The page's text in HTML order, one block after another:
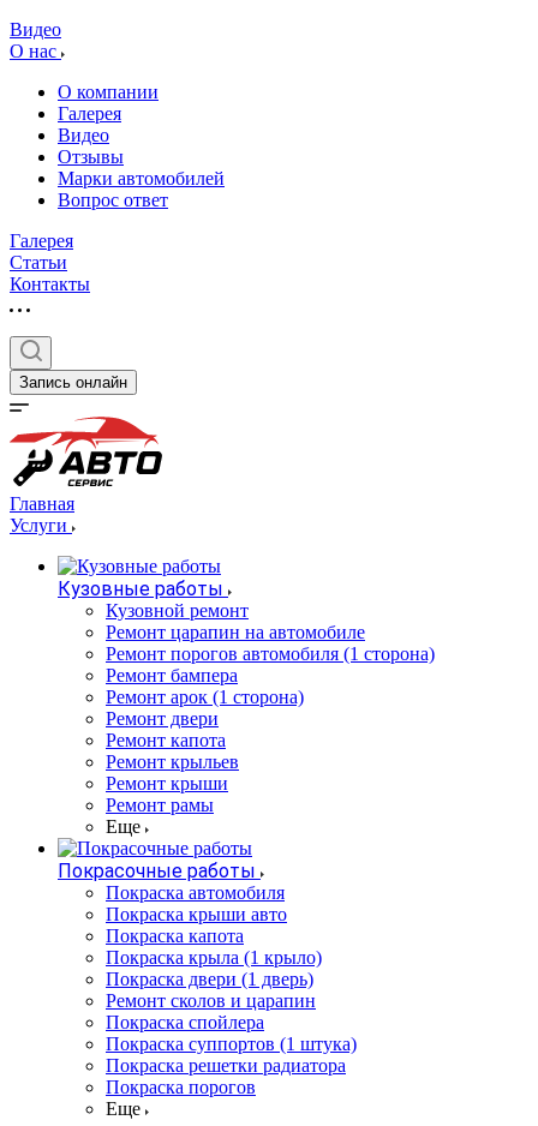
Видео
О нас
О компании
Галерея
Видео
Отзывы
Марки автомобилей
Вопрос ответ
Галерея
Статьи
Контакты
Запись онлайн
Главная
Услуги
Кузовные работы
Кузовной ремонт
Ремонт царапин на автомобиле
Ремонт порогов автомобиля (1 сторона)
Ремонт бампера
Ремонт арок (1 сторона)
Ремонт двери
Ремонт капота
Ремонт крыльев
Ремонт крыши
Ремонт рамы
Еще
Покрасочные работы
Покраска автомобиля
Покраска крыши авто
Покраска капота
Покраска крыла (1 крыло)
Покраска двери (1 дверь)
Ремонт сколов и царапин
Покраска спойлера
Покраска суппортов (1 штука)
Покраска решетки радиатора
Покраска порогов
Еще